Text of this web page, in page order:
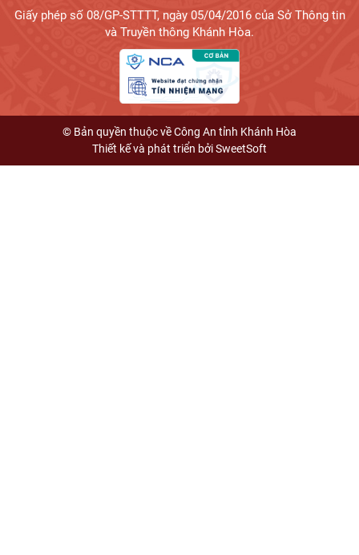
Giấy phép số 08/GP-STTTT, ngày 05/04/2016 của Sở Thông tin
và Truyền thông Khánh Hòa.
© Bản quyền thuộc về Công An tỉnh Khánh Hòa
Thiết kế và phát triển bởiSweetSoft